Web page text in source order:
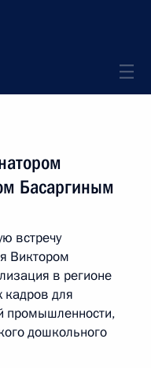
Басаргиным
встречу
Виктором
в регионе
кадров для
промышленности,
дошкольного